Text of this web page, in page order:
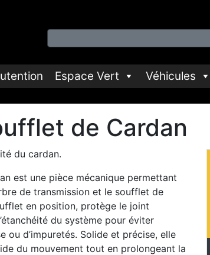
Espace Vert Véhicules
de Cardan
du cardan.
est une pièce mécanique permettant
de transmission et le soufflet de
en position, protège le joint
du système pour éviter
ou d’impuretés. Solide et précise, elle
du mouvement tout en prolongeant la